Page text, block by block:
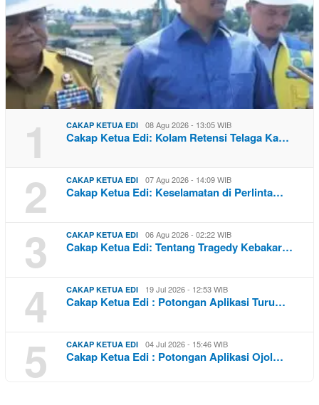
1 CAKAP KETUA EDI 08 Agu 2026 - 13:05 WIB
Cakap Ketua Edi: Kolam Retensi Telaga Ka…
2 CAKAP KETUA EDI 07 Agu 2026 - 14:09 WIB
Cakap Ketua Edi: Keselamatan di Perlinta…
3 CAKAP KETUA EDI 06 Agu 2026 - 02:22 WIB
Cakap Ketua Edi: Tentang Tragedy Kebakar…
4 CAKAP KETUA EDI 19 Jul 2026 - 12:53 WIB
Cakap Ketua Edi : Potongan Aplikasi Turu…
5 CAKAP KETUA EDI 04 Jul 2026 - 15:46 WIB
Cakap Ketua Edi : Potongan Aplikasi Ojol…